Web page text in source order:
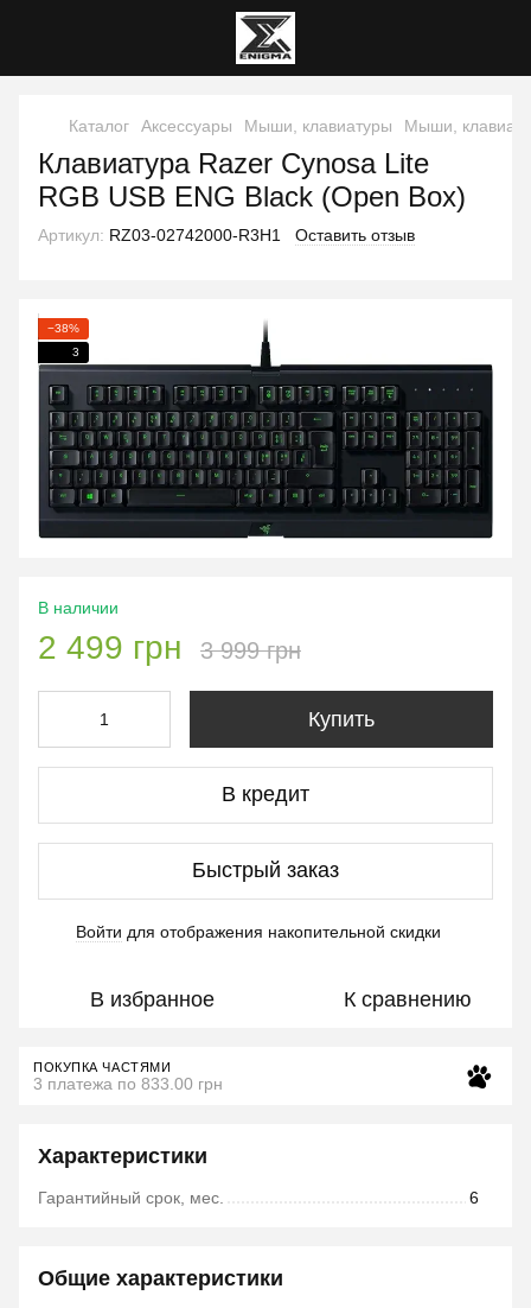
Каталог Аксессуары Мыши, клавиатуры Мыши,
Клавиатура Razer Cynosa Lite
RGB USB ENG Black (Open Box)
Артикул: RZ03-02742000-R3H1 Оставить отзыв
−38%
3
В наличии
2 499 грн 3 999 грн
Купить
В кредит
Быстрый заказ
Войти для отображения накопительной скидки
В избранное К сравнению
ПОКУПКА ЧАСТЯМИ
3 платежа по 833.00 грн
Характеристики
Гарантийный срок, мес. 6
Общие характеристики